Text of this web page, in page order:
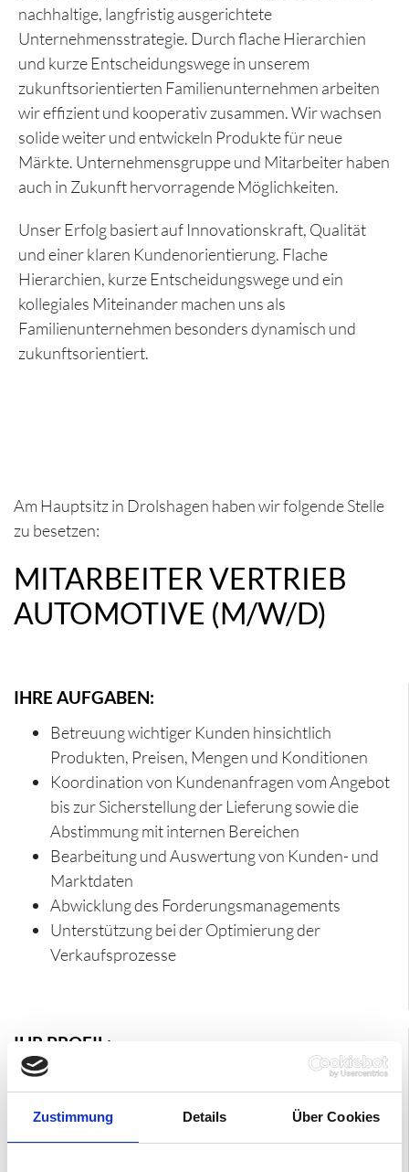
Zustimmung Details Über Cookies
nachhaltige, langfristig ausgerichtete
Unternehmensstrategie. Durch flache Hierarchien
und kurze Entscheidungswege in unserem
zukunftsorientierten Familienunternehmen arbeiten
wir effizient und kooperativ zusammen. Wir wachsen
solide weiter und entwickeln Produkte für neue
Märkte. Unternehmensgruppe und Mitarbeiter haben
auch in Zukunft hervorragende Möglichkeiten.
Unser Erfolg basiert auf Innovationskraft, Qualität
und einer klaren Kundenorientierung. Flache
Hierarchien, kurze Entscheidungswege und ein
kollegiales Miteinander machen uns als
Familienunternehmen besonders dynamisch und
zukunftsorientiert.
Am Hauptsitz in Drolshagen haben wir folgende Stelle
zu besetzen:
MITARBEITER VERTRIEB
AUTOMOTIVE (M/W/D)
IHRE AUFGABEN:
Betreuung wichtiger Kunden hinsichtlich
Produkten, Preisen, Mengen und Konditionen
Koordination von Kundenanfragen vom Angebot
bis zur Sicherstellung der Lieferung sowie die
Abstimmung mit internen Bereichen
Bearbeitung und Auswertung von Kunden- und
Marktdaten
Abwicklung des Forderungsmanagements
Unterstützung bei der Optimierung der
Verkaufsprozesse
IHR PROFIL:
Abgeschlossene kaufmännische Ausbildung
Industrieunternehmens